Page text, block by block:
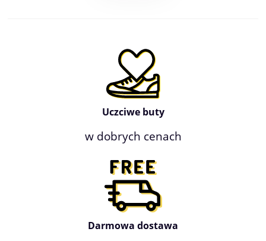
Uczciwe buty
w dobrych cenach
Darmowa dostawa